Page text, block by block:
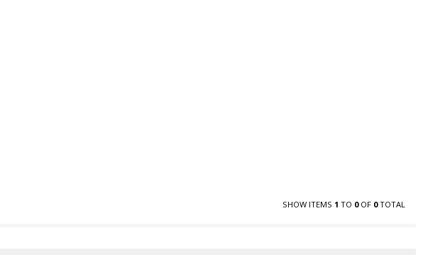
SHOW ITEMS 1 TO 0OF 0TOTAL